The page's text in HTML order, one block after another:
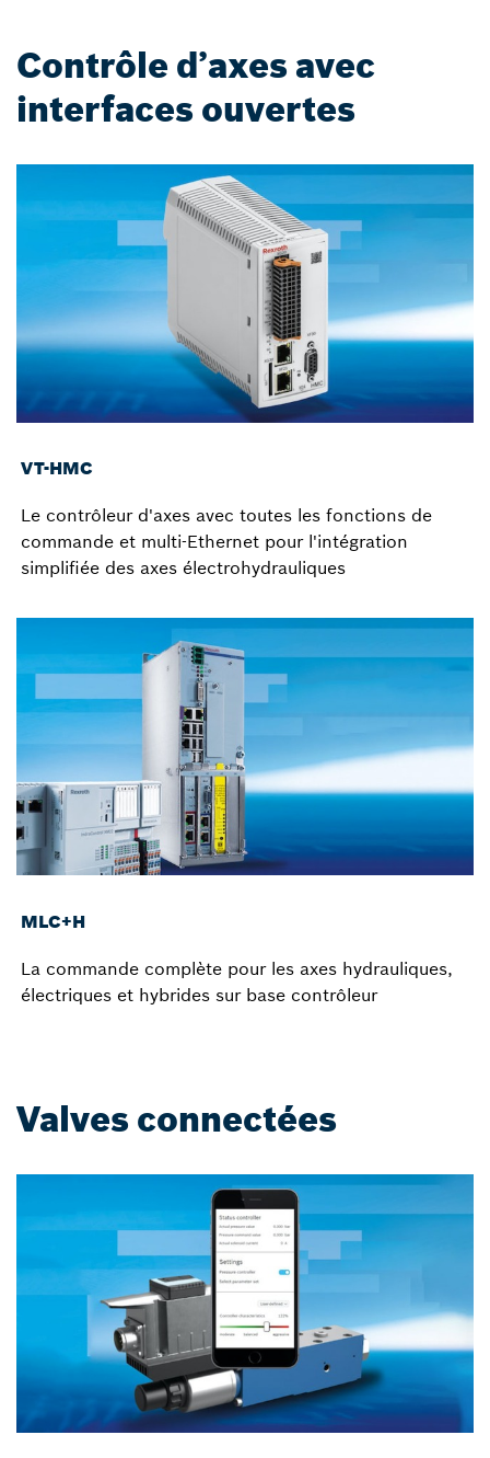
Contrôle d’axes avec
interfaces ouvertes
VT-HMC
Le contrôleur d'axes avec toutes les fonctions de
commande et multi-Ethernet pour l'intégration
simplifiée des axes électrohydrauliques
MLC+H
La commande complète pour les axes hydrauliques,
électriques et hybrides sur base contrôleur
Valves connectées